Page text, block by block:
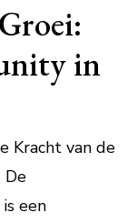
in
Kracht van de
De
een